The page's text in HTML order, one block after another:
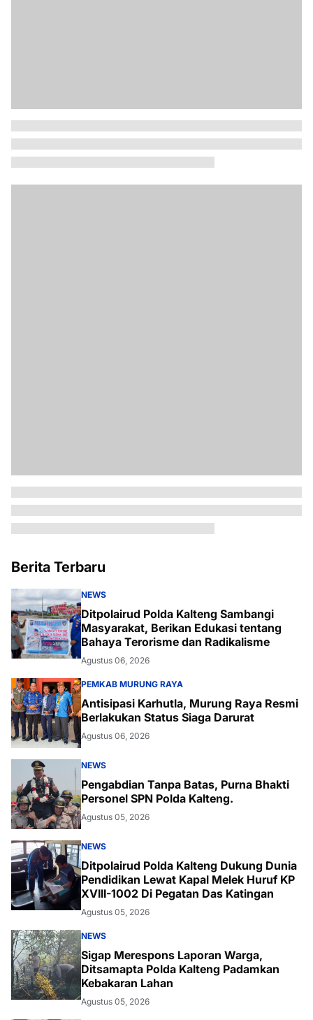
Berita Terbaru
NEWS
Ditpolairud Polda Kalteng Sambangi
Masyarakat, Berikan Edukasi tentang
Bahaya Terorisme dan Radikalisme
Agustus 06, 2026
PEMKAB MURUNG RAYA
Antisipasi Karhutla, Murung Raya Resmi
Berlakukan Status Siaga Darurat
Agustus 06, 2026
NEWS
Pengabdian Tanpa Batas, Purna Bhakti
Personel SPN Polda Kalteng.
Agustus 05, 2026
NEWS
Ditpolairud Polda Kalteng Dukung Dunia
Pendidikan Lewat Kapal Melek Huruf KP
XVIII-1002 Di Pegatan Das Katingan
Agustus 05, 2026
NEWS
Sigap Merespons Laporan Warga,
Ditsamapta Polda Kalteng Padamkan
Kebakaran Lahan
Agustus 05, 2026